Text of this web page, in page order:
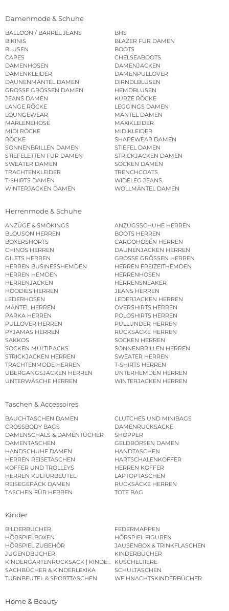
Damenmode & Schuhe
BALLOON / BARREL JEANS
BHS
BIKINIS
BLAZER FÜR DAMEN
BLUSEN
BOOTS
CAPES
CHELSEABOOTS
DAMENHOSEN
DAMENJACKEN
DAMENKLEIDER
DAMENPULLOVER
DAUNENMÄNTEL DAMEN
DIRNDLBLUSEN
GROSSE GRÖSSEN DAMEN
HEMDBLUSEN
JEANS DAMEN
KURZE RÖCKE
LANGE RÖCKE
LEGGINGS DAMEN
LOUNGEWEAR
MÄNTEL DAMEN
MARLENEHOSE
MAXIKLEIDER
MIDI RÖCKE
MIDIKLEIDER
RÖCKE
SHAPEWEAR DAMEN
SONNENBRILLEN DAMEN
STIEFEL DAMEN
STIEFELETTEN FÜR DAMEN
STRICKJACKEN DAMEN
SWEATER DAMEN
SOCKEN DAMEN
TRACHTENKLEIDER
TRENCHCOATS
T-SHIRTS DAMEN
WIDELEG JEANS
WINTERJACKEN DAMEN
WOLLMÄNTEL DAMEN
Herrenmode & Schuhe
ANZÜGE & SMOKINGS
ANZUGSSCHUHE HERREN
BLOUSON HERREN
BOOTS HERREN
BOXERSHORTS
CARGOHOSEN HERREN
CHINOS HERREN
DAUNENJACKEN HERREN
GILETS HERREN
GROSSE GRÖSSEN HERREN
HERREN BUSINESSHEMDEN
HERREN FREIZEITHEMDEN
HERREN HEMDEN
HERRENHOSEN
HERRENJACKEN
HERRENSNEAKER
HOODIES HERREN
JEANS HERREN
LEDERHOSEN
LEDERJACKEN HERREN
MÄNTEL HERREN
OVERSHIRTS HERREN
PARKA HERREN
POLOSHIRTS HERREN
PULLOVER HERREN
PULLUNDER HERREN
PYJAMAS HERREN
RUCKSÄCKE HERREN
SAKKOS
SOCKEN HERREN
SOCKEN MULTIPACKS
SONNENBRILLEN HERREN
STRICKJACKEN HERREN
SWEATER HERREN
TRACHTENMODE HERREN
T-SHIRTS HERREN
ÜBERGANGSJACKEN HERREN
UNTERHEMDEN HERREN
UNTERWÄSCHE HERREN
WINTERJACKEN HERREN
Taschen & Accessoires
BAUCHTASCHEN DAMEN
CLUTCHES UND MINIBAGS
CROSSBODY BAGS
DAMENRUCKSÄCKE
DAMENSCHALS & DAMENTÜCHER
SHOPPER
DAMENTASCHEN
GELDBÖRSEN DAMEN
HANDSCHUHE DAMEN
HANDTASCHEN
HERREN REISETASCHEN
HARTSCHALENKOFFER
KOFFER UND TROLLEYS
HERREN KOFFER
HERREN KULTURBEUTEL
LAPTOPTASCHEN
REISEGEPÄCK DAMEN
RUCKSÄCKE HERREN
TASCHEN FÜR HERREN
TOTE BAG
Kinder
BILDERBÜCHER
FEDERMAPPEN
HÖRSPIELBOXEN
HÖRSPIEL FIGUREN
HÖRSPIEL ZUBEHÖR
JAUSENBOX & TRINKFLASCHEN
JUGENDBÜCHER
KINDERBÜCHER
KINDERGARTENRUCKSACK | KINDERGARTENBEUTEL
KUSCHELTIERE
SACHBÜCHER & KINDERLEXIKA
SCHULTASCHEN
TURNBEUTEL & SPORTTASCHEN
WEIHNACHTSKINDERBÜCHER
Home & Beauty